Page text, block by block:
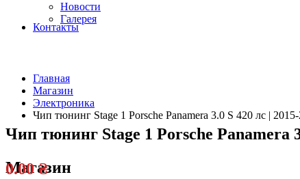
Новости
Галерея
Контакты
Главная
Магазин
Электроника
Чип тюнинг Stage 1 Porsche Panamera 3.0 S 420 лс |
Магазин
Чип тюнинг Stage 1 Porsche Panamera
0.00₴